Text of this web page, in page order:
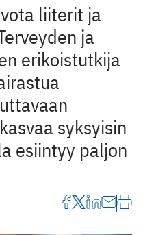
liiterit ja
ja
erikoistutkija
syksyisin
esiintyy paljon